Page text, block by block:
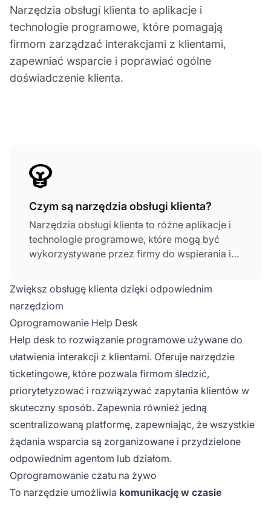
Narzędzia obsługi klienta to aplikacje i
technologie programowe, które pomagają
firmom zarządzać interakcjami z klientami,
zapewniać wsparcie i poprawiać ogólne
doświadczenie klienta.
Czym są narzędzia obsługi klienta?
Narzędzia obsługi klienta to różne aplikacje i
technologie programowe, które mogą być
wykorzystywane przez firmy do wspierania i
zaprojektowane w celu poprawy efektywności
i skuteczności operacji obsługi klienta.
Pomagają również w zarządzaniu i śledzeniu
interakcji z klientami, zapewnianiu
terminowego wsparcia, zbieraniu opinii i
poprawie ogólnego doświadczenia klienta.
Zwiększ obsługę klienta dzięki odpowiednim
narzędziom
Oprogramowanie Help Desk
Help desk to rozwiązanie programowe używane do
ułatwienia interakcji z klientami. Oferuje narzędzie
ticketingowe, które pozwala firmom śledzić,
priorytetyzować i rozwiązywać zapytania klientów w
skuteczny sposób. Zapewnia również jedną
scentralizowaną platformę, zapewniając, że wszystkie
żądania wsparcia są zorganizowane i przydzielone
odpowiednim agentom lub działom.
Oprogramowanie czatu na żywo
To narzędzie umożliwia komunikację w czasie